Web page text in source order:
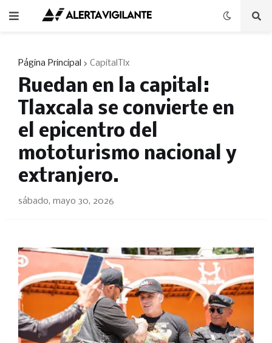
Página Principal CapitalTlx
Ruedan en la capital:
Tlaxcala se convierte en
el epicentro del
mototurismo nacional y
extranjero.
sábado, mayo 30, 2026